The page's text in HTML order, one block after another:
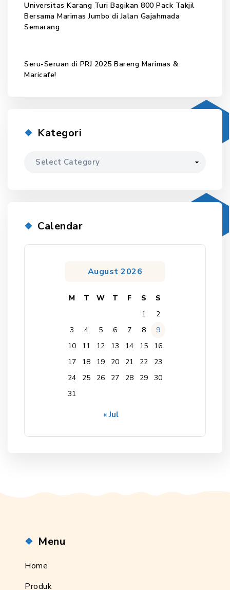
Universitas Karang Turi Bagikan 800 Pack Takjil
Bersama Marimas Jumbo di Jalan Gajahmada
Semarang
Seru-Seruan di PRJ 2025 Bareng Marimas &
Maricafe!
Kategori
Kategori
Calendar
August 2026
M T W T F S
S
1
2
3
4 5 6 7 8
9
10
11 12 13 14 15
16
17
18 19 20 21 22
23
24
25 26 27 28 29
30
31
« Jul
Menu
Home
Produk